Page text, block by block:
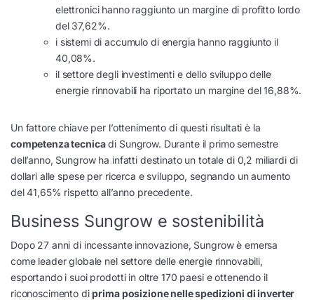
elettronici hanno raggiunto un margine di profitto lordo
del 37,62%.
i sistemi di accumulo di energia hanno raggiunto il
40,08%.
il settore degli investimenti e dello sviluppo delle
energie rinnovabili ha riportato un margine del 16,88%.
Un fattore chiave per l’ottenimento di questi risultati è la
competenza tecnicadi Sungrow. Durante il primo semestre
dell’anno, Sungrow ha infatti destinato un totale di 0,2 miliardi di
dollari alle spese per ricerca e sviluppo, segnando un aumento
del 41,65% rispetto all’anno precedente.
Business Sungrow e sostenibilità
Dopo 27 anni di incessante innovazione, Sungrow è emersa
come leader globale nel settore delle energie rinnovabili,
esportando i suoi prodotti in oltre 170 paesi e ottenendo il
riconoscimento diprima posizione nelle spedizioni di inverter